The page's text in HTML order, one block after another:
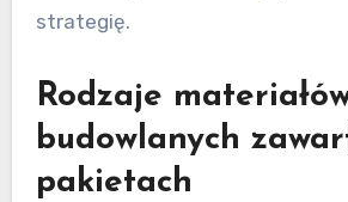
strategię.
Rodzaje
budowlanych
pakietach